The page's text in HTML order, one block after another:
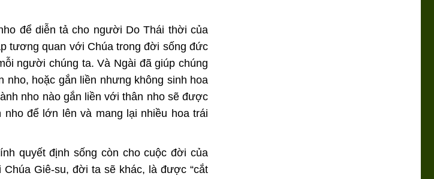
để diễn tả cho người Do Thái thời của
tương quan với Chúa trong đời sống đức
người chúng ta. Và Ngài đã giúp chúng
nho, hoặc gắn liền nhưng không sinh hoa
nho nào gắn liền với thân nho sẽ được
để lớn lên và mang lại nhiều hoa trái
quyết định sống còn cho cuộc đời của
Giê-su, đời ta sẽ khác, là được “cắt